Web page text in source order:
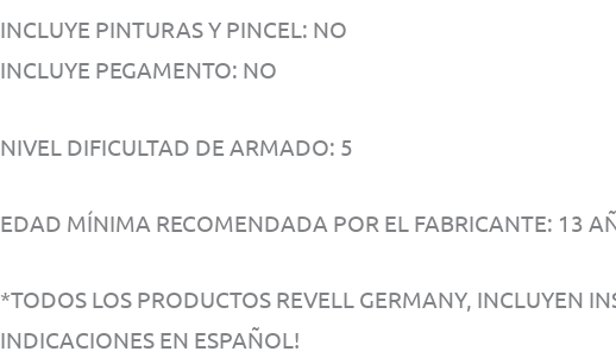
INCLUYE PINTURAS Y PINCEL: NO
INCLUYE PEGAMENTO: NO
NIVEL DIFICULTAD DE ARMADO: 5
EDAD MÍNIMA RECOMENDADA POR EL FABRICANTE: 13
*TODOS LOS PRODUCTOS REVELL GERMANY, INCLUYEN
INDICACIONES EN ESPAÑOL!